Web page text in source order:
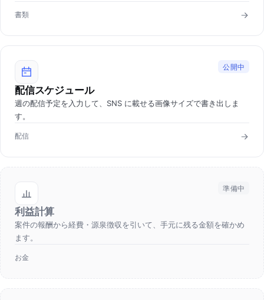
書類
公開中
配信スケジュール
週の配信予定を入力して、SNS に載せる画像サイズで書き出しま
す。
配信
準備中
利益計算
案件の報酬から経費・源泉徴収を引いて、手元に残る金額を確かめ
ます。
お金